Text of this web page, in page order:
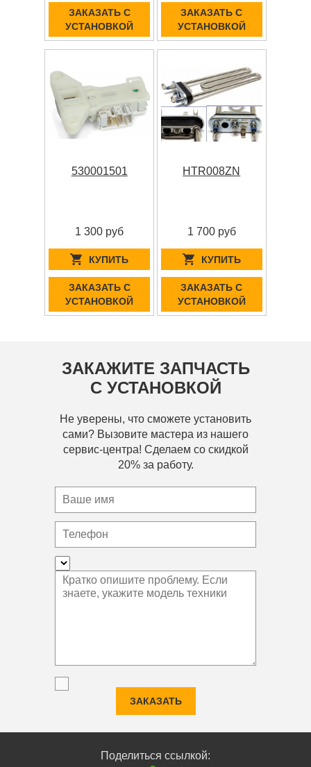
ЗАКАЗАТЬ С
УСТАНОВКОЙ
ЗАКАЗАТЬ С
УСТАНОВКОЙ
530001501
1 300 руб
КУПИТЬ
ЗАКАЗАТЬ С
УСТАНОВКОЙ
HTR008ZN
1 700 руб
КУПИТЬ
ЗАКАЗАТЬ С
УСТАНОВКОЙ
ЗАКАЖИТЕ ЗАПЧАСТЬ
С УСТАНОВКОЙ
Не уверены, что сможете установить
сами? Вызовите мастера из нашего
сервис-центра! Сделаем со скидкой
20% за работу.
ЗАКАЗАТЬ
Поделиться ссылкой: